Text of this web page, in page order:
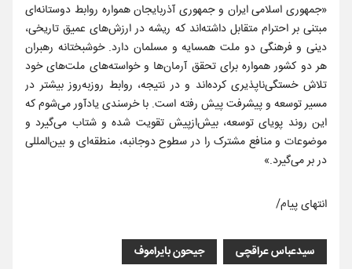
«جمهوری اسلامی ایران و جمهوری آذربایجان همواره روابط دوستانه‌ای
مبتنی بر احترام متقابل داشته‌اند که ریشه در ارزش‌های عمیق تاریخی،
دینی و فرهنگی دو ملت همسایه و مسلمان دارد. خوشبختانه رهبران
هر دو کشور همواره برای تحقق آرمان‌ها و خواسته‌های ملت‌های خود
تلاش خستگی‌ناپذیری کرده‌اند و در نتیجه، روابط روزبه‌روز بیشتر در
مسیر توسعه و پیشرفت پیش رفته است. با خرسندی یادآور می‌شوم که
این روند پویای توسعه، بیش‌ازپیش تقویت شده و شتاب می‌گیرد و
موضوعات و منافع مشترک را در سطوح دوجانبه، منطقه‌ای و بین‌المللی
در بر می‌گیرد.»
انتهای پیام/
سیدعباس عراقچی
جیحون بایراموف